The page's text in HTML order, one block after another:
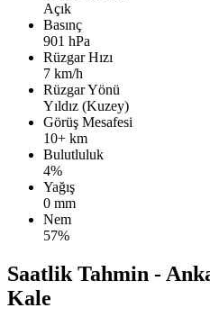
Açık
Basınç
901 hPa
Rüzgar Hızı
7 km/h
Rüzgar Yönü
Yıldız (Kuzey)
Görüş Mesafesi
10+ km
Bulutluluk
4%
Yağış
0 mm
Nem
57%
Saatlik Tahmin -
Kale